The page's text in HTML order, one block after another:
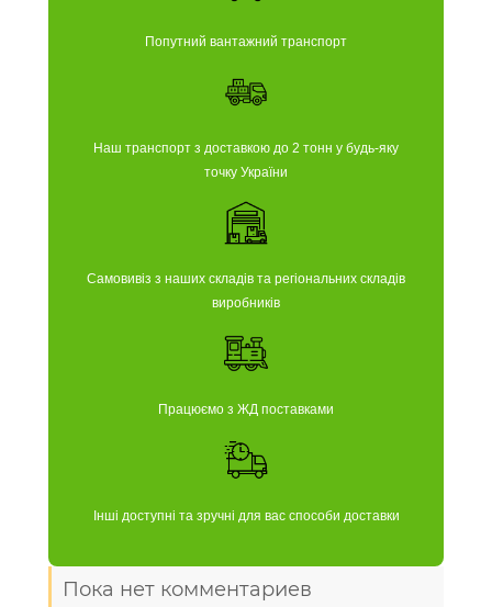
Попутний вантажний транспорт
Наш транспорт з доставкою до 2 тонн у будь-яку
точку України
Самовивіз з наших складів та регіональних складів
виробників
Працюємо з ЖД поставками
Інші доступні та зручні для вас способи доставки
Пока нет комментариев